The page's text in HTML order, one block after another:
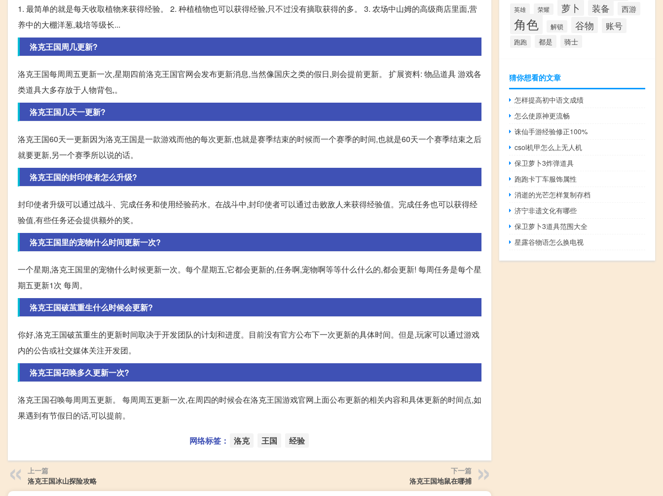
1. 最简单的就是每天收取植物来获得经验。 2. 种植植物也可以获得经验,只不过没有摘取获得的多。 3. 农场中山姆的高级商店里面,营
养中的大棚洋葱,栽培等级长...
洛克王国周几更新?
洛克王国每周周五更新一次,星期四前洛克王国官网会发布更新消息,当然像国庆之类的假日,则会提前更新。 扩展资料: 物品道具 游戏各
类道具大多存放于人物背包,。
洛克王国几天一更新?
洛克王国60天一更新因为洛克王国是一款游戏而他的每次更新,也就是赛季结束的时候而一个赛季的时间,也就是60天一个赛季结束之后
就要更新,另一个赛季所以说的话。
洛克王国的封印使者怎么升级?
封印使者升级可以通过战斗、完成任务和使用经验药水。在战斗中,封印使者可以通过击败敌人来获得经验值。完成任务也可以获得经
验值,有些任务还会提供额外的奖。
洛克王国里的宠物什么时间更新一次?
一个星期,洛克王国里的宠物什么时候更新一次。每个星期五,它都会更新的,任务啊,宠物啊等等什么什么的,都会更新! 每周任务是每个星
期五更新1次 每周。
洛克王国破茧重生什么时候会更新?
你好,洛克王国破茧重生的更新时间取决于开发团队的计划和进度。目前没有官方公布下一次更新的具体时间。但是,玩家可以通过游戏
内的公告或社交媒体关注开发团。
洛克王国召唤多久更新一次?
洛克王国召唤每周周五更新。 每周周五更新一次,在周四的时候会在洛克王国游戏官网上面公布更新的相关内容和具体更新的时间点,如
果遇到有节假日的话,可以提前。
网络标签： 洛克 王国 经验
上一篇
洛克王国冰山探险攻略
下一篇
洛克王国地鼠在哪捕
英雄 荣耀 萝卜 装备 西游
角色 解锁 谷物 账号
跑跑 都是 骑士
猜你想看的文章
怎样提高初中语文成绩
怎么使原神更流畅
诛仙手游经验修正100%
csol机甲怎么上无人机
保卫萝卜3炸弹道具
跑跑卡丁车服饰属性
消逝的光芒怎样复制存档
济宁非遗文化有哪些
保卫萝卜3道具范围大全
星露谷物语怎么换电视